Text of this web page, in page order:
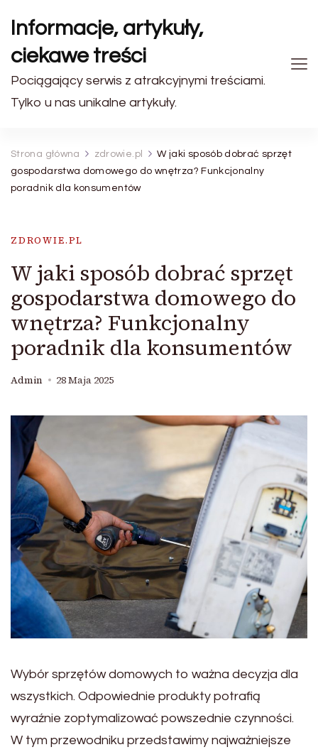
Informacje, artykuły,
ciekawe treści
Pociągający serwis z atrakcyjnymi treściami.
Tylko u nas unikalne artykuły.
Strona główna zdrowie.pl
W jaki sposób dobrać sprzęt
gospodarstwa domowego do wnętrza? Funkcjonalny
poradnik dla konsumentów
ZDROWIE.PL
W jaki sposób dobrać sprzęt
gospodarstwa domowego do
wnętrza? Funkcjonalny
poradnik dla konsumentów
Admin 28 Maja 2025
Wybór sprzętów domowych to ważna decyzja dla
wszystkich. Odpowiednie produkty potrafią
wyraźnie zoptymalizować powszednie czynności.
W tym przewodniku przedstawimy najważniejsze